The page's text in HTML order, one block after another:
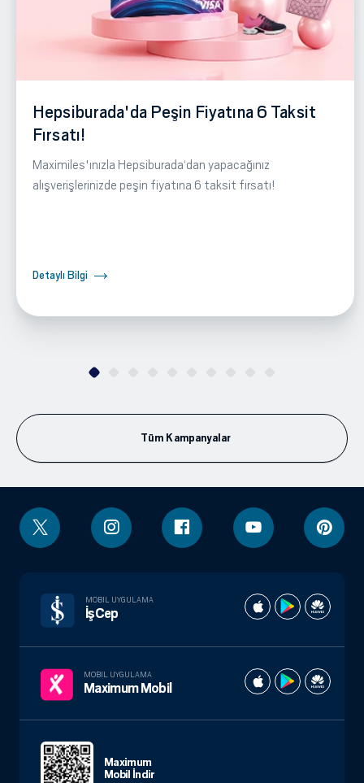
Hepsiburada'da Peşin Fiyatına 6 Taksit
Fırsatı!
Maximiles'ınızla Hepsiburada‘dan yapacağınız
alışverişlerinizde peşin fiyatına 6 taksit fırsatı!
Detaylı Bilgi
Tüm Kampanyalar
MOBIL UYGULAMA
İşCep
MOBIL UYGULAMA
Maximum Mobil
Maximum
Mobil İndir